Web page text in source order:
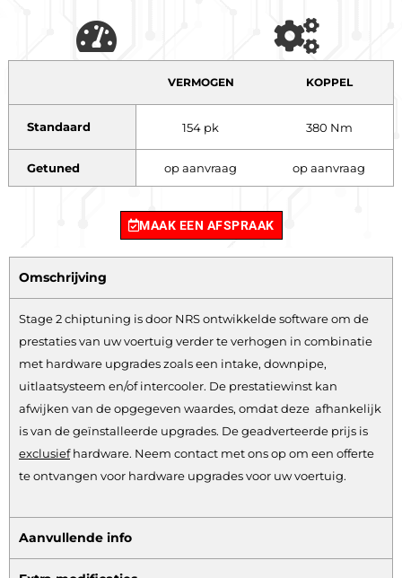
VERMOGEN KOPPEL
Standaard 154 pk 380 Nm
Getuned op aanvraag op aanvraag
MAAK EEN AFSPRAAK
Omschrijving
Stage 2 chiptuning is door NRS ontwikkelde software om de
prestaties van uw voertuig verder te verhogen in combinatie
met hardware upgrades zoals een intake, downpipe,
uitlaatsysteem en/of intercooler. De prestatiewinst kan
afwijken van de opgegeven waardes, omdat deze afhankelijk
is van de geïnstalleerde upgrades. De geadverteerde prijs is
exclusiefhardware. Neem contact met ons op om een offerte
te ontvangen voor hardware upgrades voor uw voertuig.
Aanvullende info